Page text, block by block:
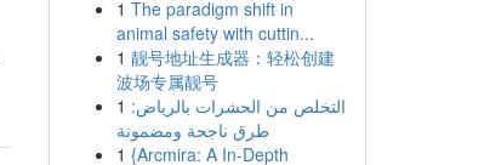
1 The paradigm shift in
animal safety with cuttin...
1 靓号地址生成器：轻松创建
波场专属靓号
1 التخلص من الحشرات بالرياض:
طرق ناجحة ومضمونة
1 {Arcmira: A In-Depth